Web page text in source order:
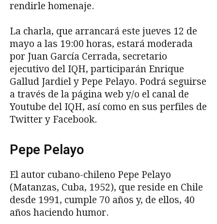
rendirle homenaje.
La charla, que arrancará este jueves 12 de
mayo a las 19:00 horas, estará moderada
por Juan García Cerrada, secretario
ejecutivo del IQH, participarán Enrique
Gallud Jardiel y Pepe Pelayo. Podrá seguirse
a través de la página web y/o el canal de
Youtube del IQH, así como en sus perfiles de
Twitter y Facebook.
Pepe Pelayo
El autor cubano-chileno Pepe Pelayo
(Matanzas, Cuba, 1952), que reside en Chile
desde 1991, cumple 70 años y, de ellos, 40
años haciendo humor.